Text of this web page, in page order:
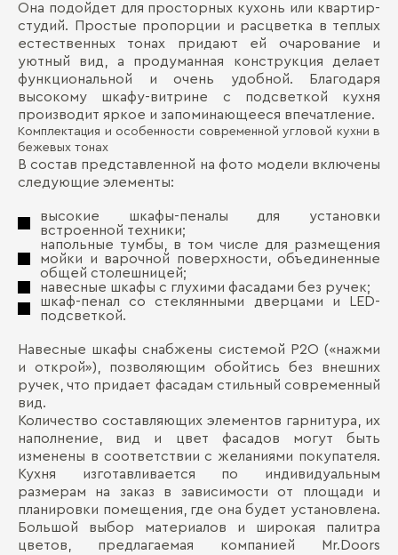
Она подойдет для просторных кухонь или квартир-
студий. Простые пропорции и расцветка в теплых
естественных тонах придают ей очарование и
уютный вид, а продуманная конструкция делает
функциональной и очень удобной. Благодаря
высокому шкафу-витрине с подсветкой кухня
производит яркое и запоминающееся впечатление.
Комплектация и особенности современной угловой кухни в
бежевых тонах
В состав представленной на фото модели включены
следующие элементы:
высокие шкафы-пеналы для установки
встроенной техники;
напольные тумбы, в том числе для размещения
мойки и варочной поверхности, объединенные
общей столешницей;
навесные шкафы с глухими фасадами без ручек;
шкаф-пенал со стеклянными дверцами и LED-
подсветкой.
Навесные шкафы снабжены системой Р2О («нажми
и открой»), позволяющим обойтись без внешних
ручек, что придает фасадам стильный современный
вид.
Количество составляющих элементов гарнитура, их
наполнение, вид и цвет фасадов могут быть
изменены в соответствии с желаниями покупателя.
Кухня изготавливается по индивидуальным
размерам на заказ в зависимости от площади и
планировки помещения, где она будет установлена.
Большой выбор материалов и широкая палитра
цветов, предлагаемая компанией Mr.Doors